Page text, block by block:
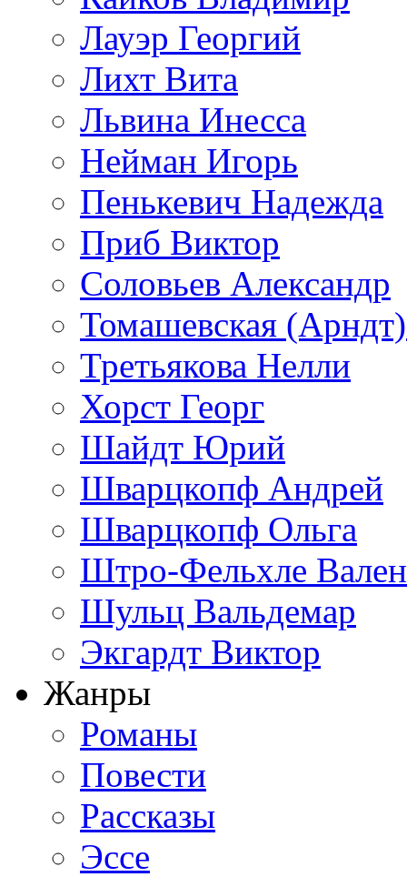
Лауэр Георгий
Лихт Вита
Львина Инесса
Нейман Игорь
Пенькевич Надежда
Приб Виктор
Соловьев Александр
Томашевская
Третьякова Нелли
Хорст Георг
Шайдт Юрий
Шварцкопф Андрей
Шварцкопф Ольга
Штро-Фельхле
Шульц Вальдемар
Экгардт Виктор
Жанры
Романы
Повести
Рассказы
Эссе